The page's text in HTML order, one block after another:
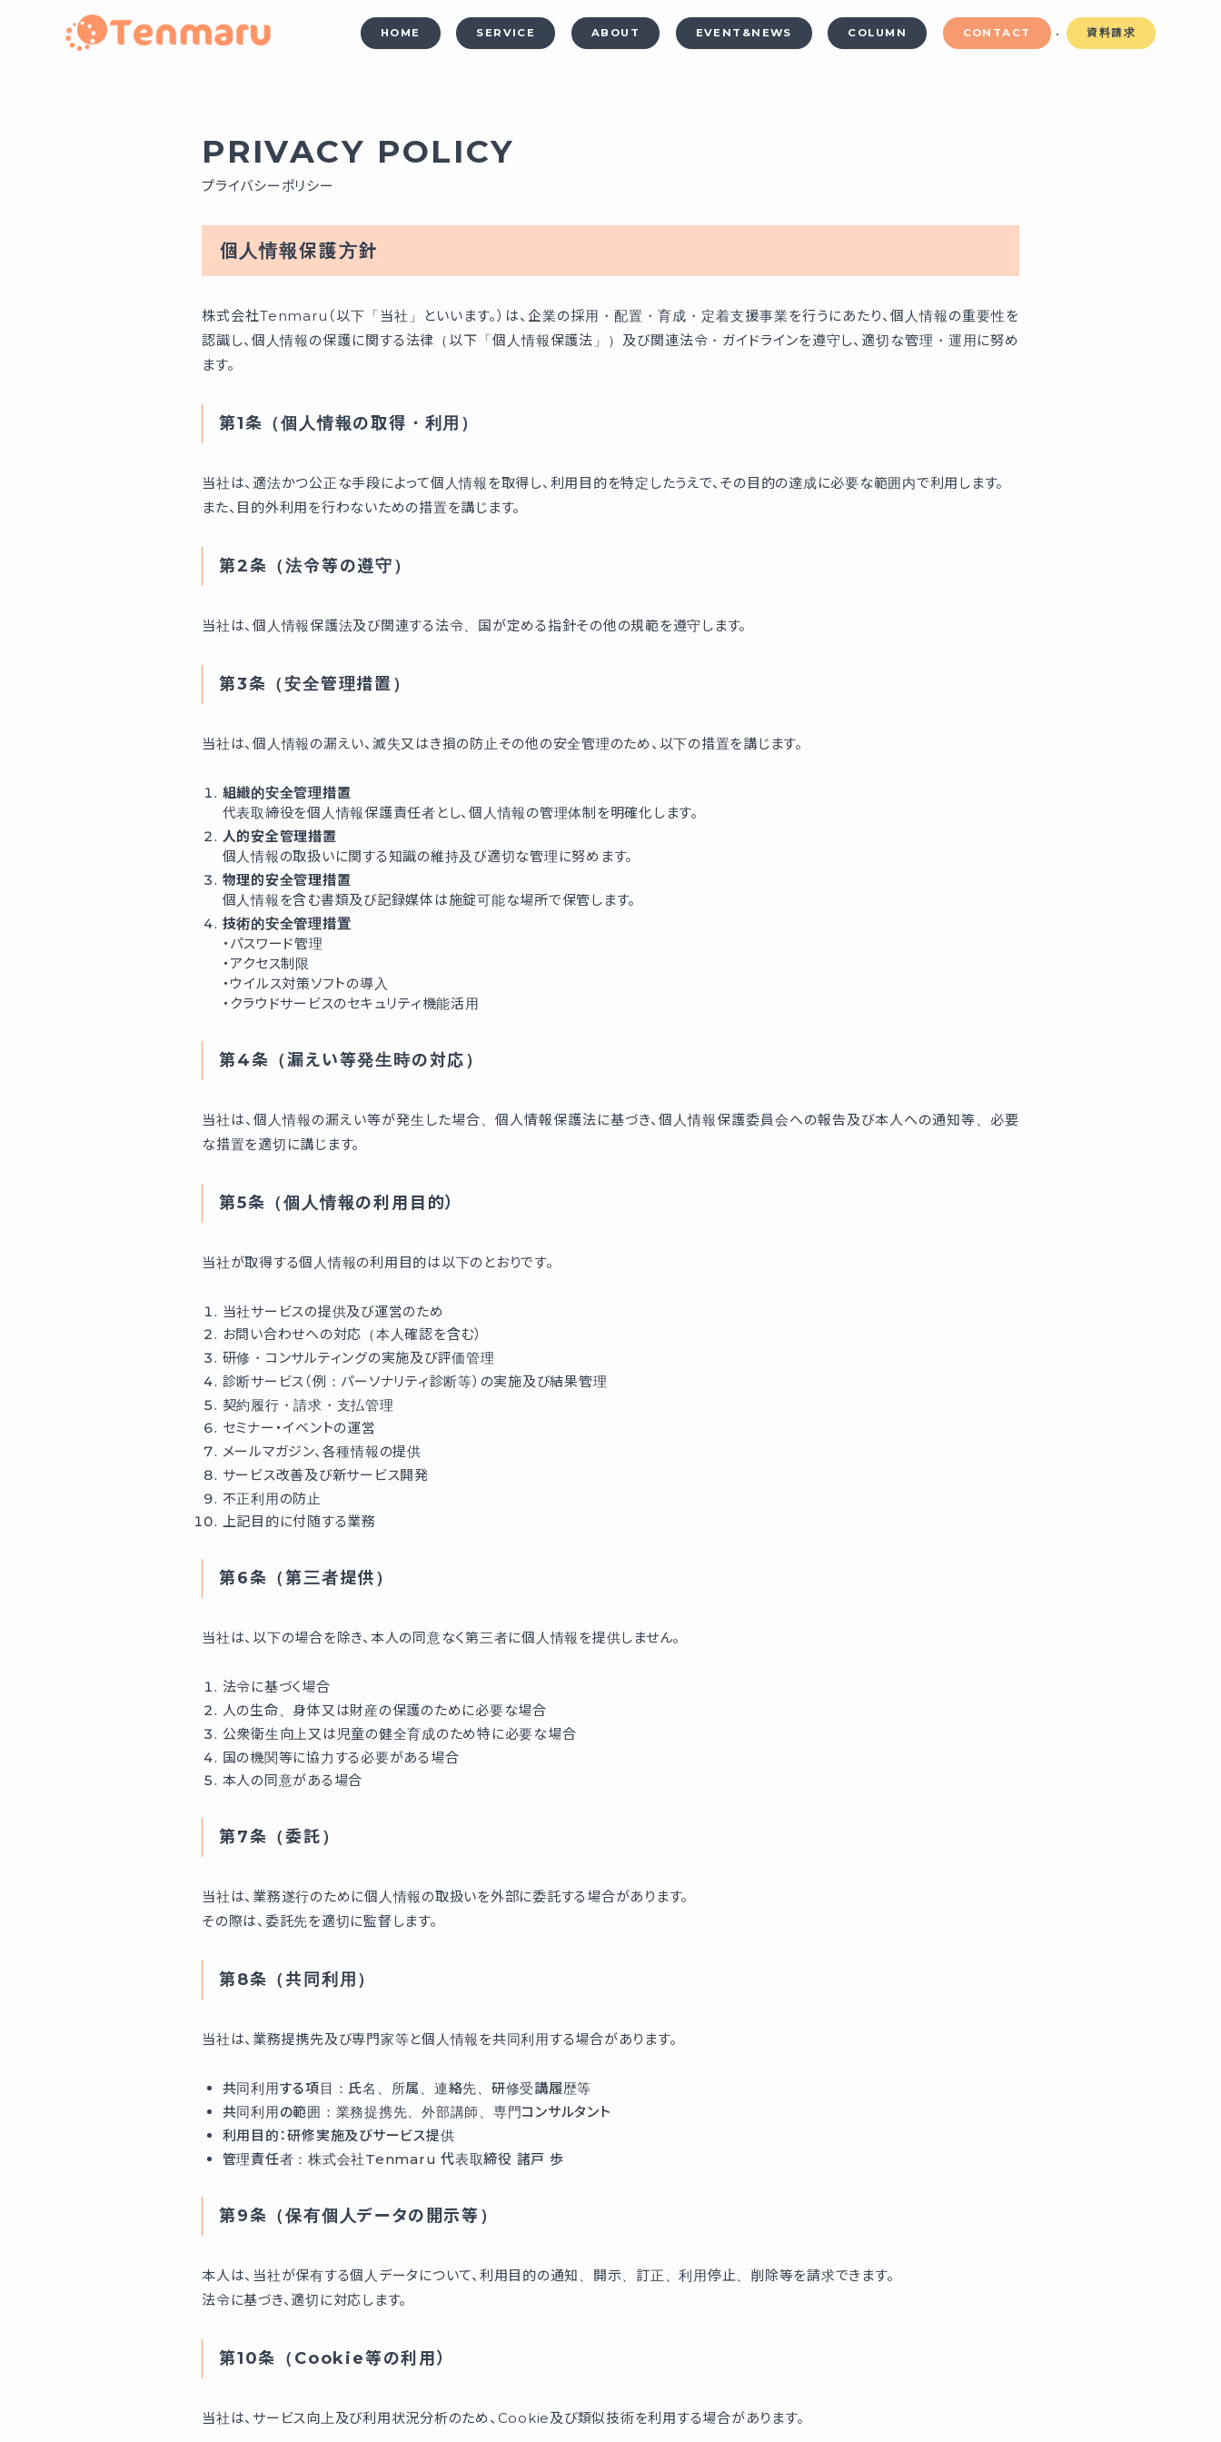
HOME SERVICE ABOUT EVENT&NEWS COLUMN CONTACT 資料請求
PRIVACY POLICY
プライバシーポリシー
個人情報保護方針
株式会社Tenmaru（以下「当社」といいます。）は、企業の採用・配置・育成・定着支援事業を行うにあたり、個人情報の重要性を
認識し、個人情報の保護に関する法律（以下「個人情報保護法」）及び関連法令・ガイドラインを遵守し、適切な管理・運用に努め
ます。
第1条（個人情報の取得・利用）
当社は、適法かつ公正な手段によって個人情報を取得し、利用目的を特定したうえで、その目的の達成に必要な範囲内で利用します。
また、目的外利用を行わないための措置を講じます。
第2条（法令等の遵守）
当社は、個人情報保護法及び関連する法令、国が定める指針その他の規範を遵守します。
第3条（安全管理措置）
当社は、個人情報の漏えい、滅失又はき損の防止その他の安全管理のため、以下の措置を講じます。
組織的安全管理措置
代表取締役を個人情報保護責任者とし、個人情報の管理体制を明確化します。
人的安全管理措置
個人情報の取扱いに関する知識の維持及び適切な管理に努めます。
物理的安全管理措置
個人情報を含む書類及び記録媒体は施錠可能な場所で保管します。
技術的安全管理措置
・パスワード管理
・アクセス制限
・ウイルス対策ソフトの導入
・クラウドサービスのセキュリティ機能活用
第4条（漏えい等発生時の対応）
当社は、個人情報の漏えい等が発生した場合、個人情報保護法に基づき、個人情報保護委員会への報告及び本人への通知等、必要
な措置を適切に講じます。
第5条（個人情報の利用目的）
当社が取得する個人情報の利用目的は以下のとおりです。
当社サービスの提供及び運営のため
お問い合わせへの対応（本人確認を含む）
研修・コンサルティングの実施及び評価管理
診断サービス（例：パーソナリティ診断等）の実施及び結果管理
契約履行・請求・支払管理
セミナー・イベントの運営
メールマガジン、各種情報の提供
サービス改善及び新サービス開発
不正利用の防止
上記目的に付随する業務
第6条（第三者提供）
当社は、以下の場合を除き、本人の同意なく第三者に個人情報を提供しません。
法令に基づく場合
人の生命、身体又は財産の保護のために必要な場合
公衆衛生向上又は児童の健全育成のため特に必要な場合
国の機関等に協力する必要がある場合
本人の同意がある場合
第7条（委託）
当社は、業務遂行のために個人情報の取扱いを外部に委託する場合があります。
その際は、委託先を適切に監督します。
第8条（共同利用）
当社は、業務提携先及び専門家等と個人情報を共同利用する場合があります。
共同利用する項目：氏名、所属、連絡先、研修受講履歴等
共同利用の範囲：業務提携先、外部講師、専門コンサルタント
利用目的：研修実施及びサービス提供
管理責任者：株式会社Tenmaru 代表取締役 諸戸 歩
第9条（保有個人データの開示等）
本人は、当社が保有する個人データについて、利用目的の通知、開示、訂正、利用停止、削除等を請求できます。
法令に基づき、適切に対応します。
第10条（Cookie等の利用）
当社は、サービス向上及び利用状況分析のため、Cookie及び類似技術を利用する場合があります。